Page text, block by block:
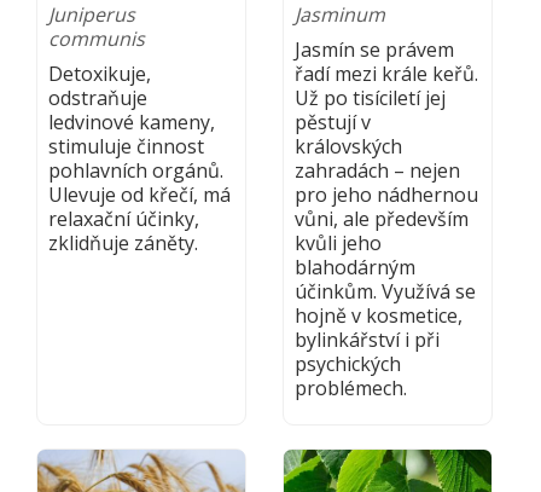
Juniperus
communis
Detoxikuje,
odstraňuje
ledvinové kameny,
stimuluje činnost
pohlavních orgánů.
Ulevuje od křečí, má
relaxační účinky,
zklidňuje záněty.
Jasminum
Jasmín se právem
řadí mezi krále keřů.
Už po tisíciletí jej
pěstují v
královských
zahradách – nejen
pro jeho nádhernou
vůni, ale především
kvůli jeho
blahodárným
účinkům. Využívá se
hojně v kosmetice,
bylinkářství i při
psychických
problémech.